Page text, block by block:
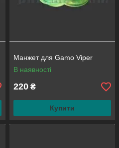
Манжет для Gamo Viper
В наявності
220 ₴
Купити